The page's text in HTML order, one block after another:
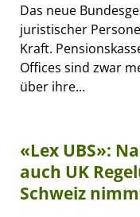
Das neue
juristischer
Kraft.
Offices sind zwar
über ihre...
«Lex UBS»:
auch UK
Schweiz